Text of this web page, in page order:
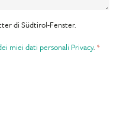
di Südtirol-Fenster.
miei dati personali Privacy.